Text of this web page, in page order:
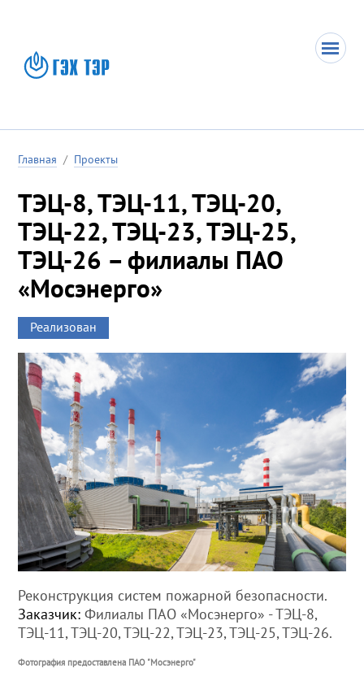
Главная / Проекты
ТЭЦ-8, ТЭЦ-11, ТЭЦ-20,
ТЭЦ-22, ТЭЦ-23, ТЭЦ-25,
ТЭЦ-26 – филиалы ПАО
«Мосэнерго»
Реализован
Реконструкция систем пожарной безопасности.
Заказчик: Филиалы ПАО «Мосэнерго» - ТЭЦ-8,
ТЭЦ-11, ТЭЦ-20, ТЭЦ-22, ТЭЦ-23, ТЭЦ-25, ТЭЦ-26.
Фотография предоставлена ПАО "Мосэнерго"